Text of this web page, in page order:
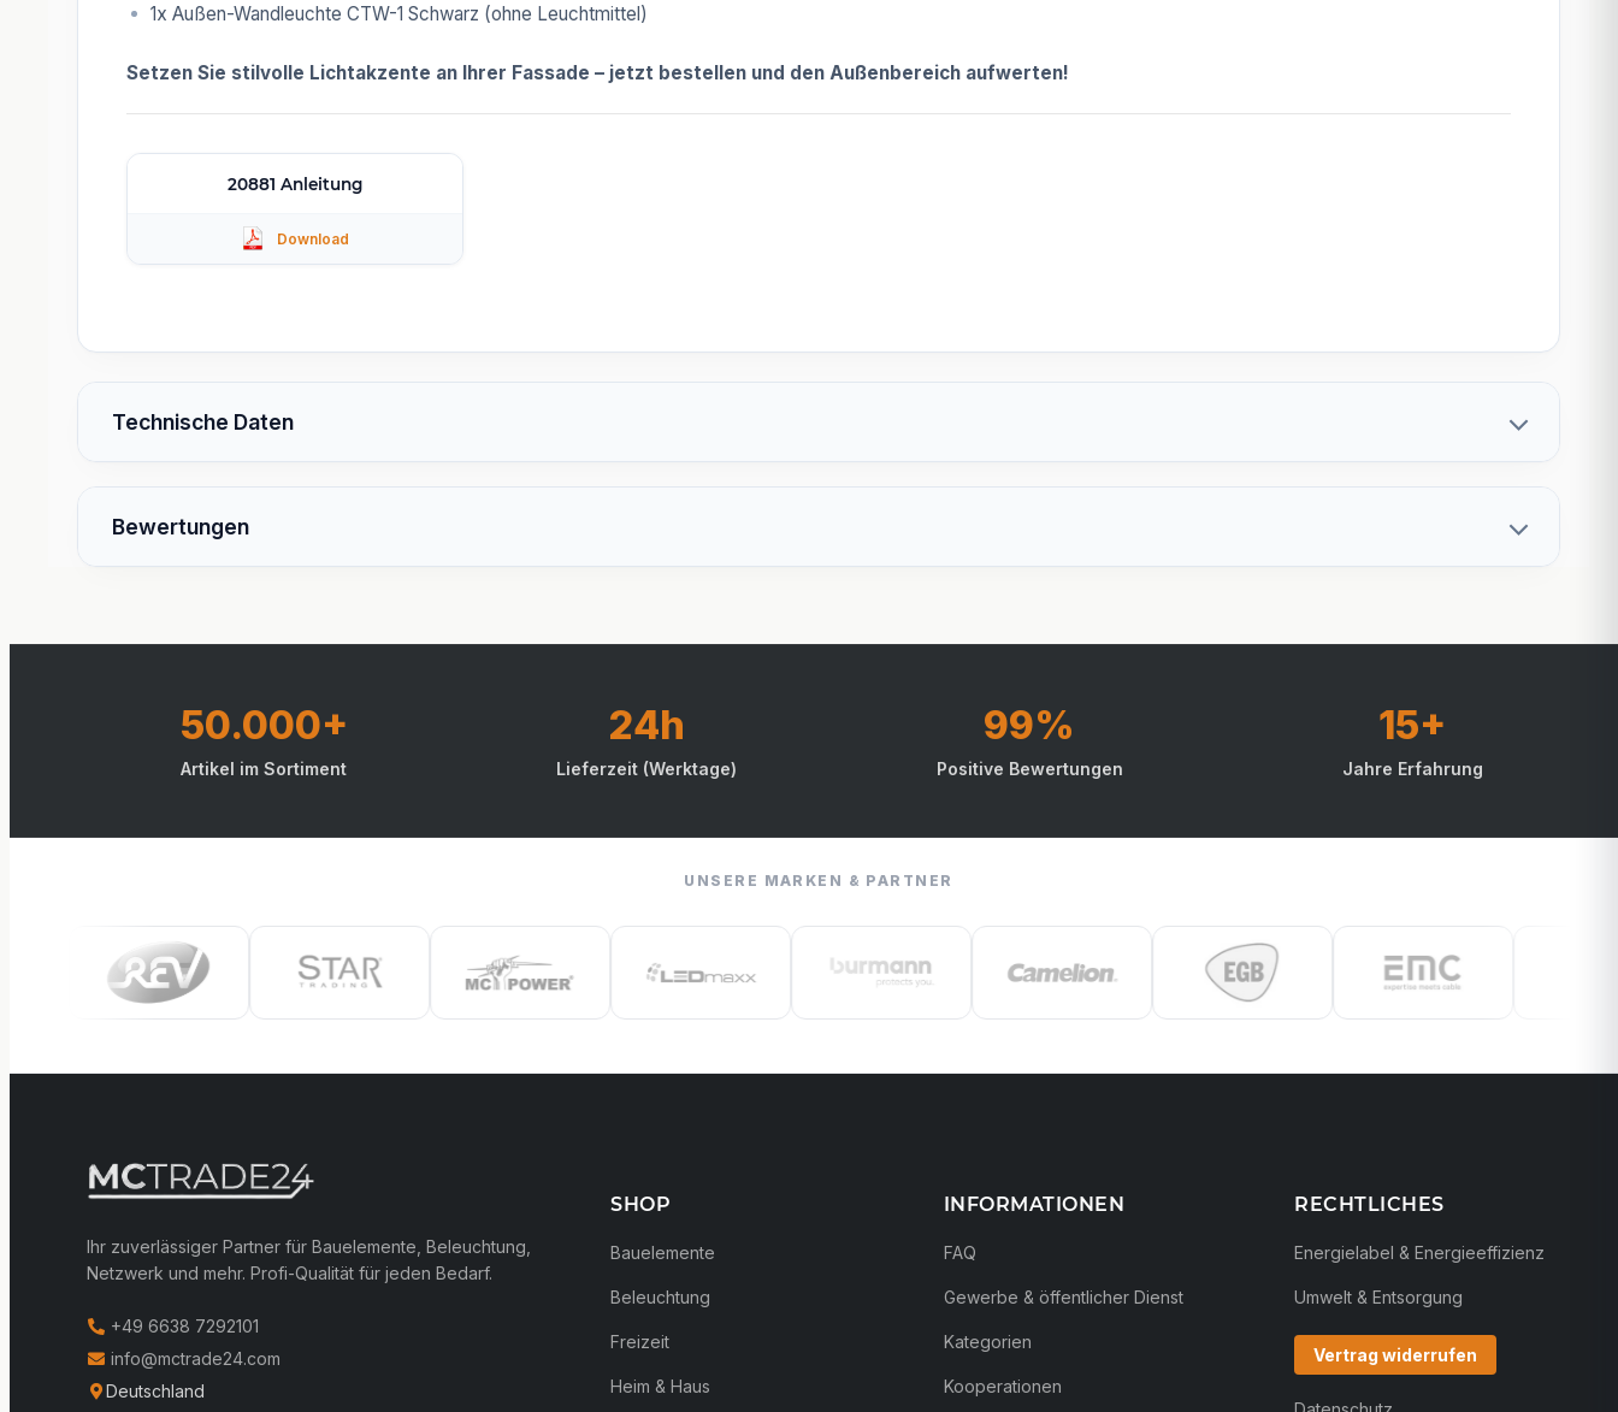
1x Außen-Wandleuchte CTW-1 Schwarz (ohne Leuchtmittel)
Setzen Sie stilvolle Lichtakzente an Ihrer Fassade – jetzt bestellen und den Außenbereich aufwerten!
20881 Anleitung
Technische Daten
Bewertungen
50.000+
Artikel im Sortiment
24h
Lieferzeit (Werktage)
99%
Positive Bewertungen
15+
Jahre Erfahrung
UNSERE MARKEN & PARTNER
Ihr zuverlässiger Partner für Bauelemente, Beleuchtung,
Netzwerk und mehr. Profi-Qualität für jeden Bedarf.
+49 6638 7292101
info@mctrade24.com
Deutschland
SHOP
Bauelemente
Beleuchtung
Freizeit
Heim & Haus
INFORMATIONEN
FAQ
Gewerbe & öffentlicher Dienst
Kategorien
Kooperationen
RECHTLICHES
Energielabel & Energieeffizienz
Umwelt & Entsorgung
Vertrag widerrufen